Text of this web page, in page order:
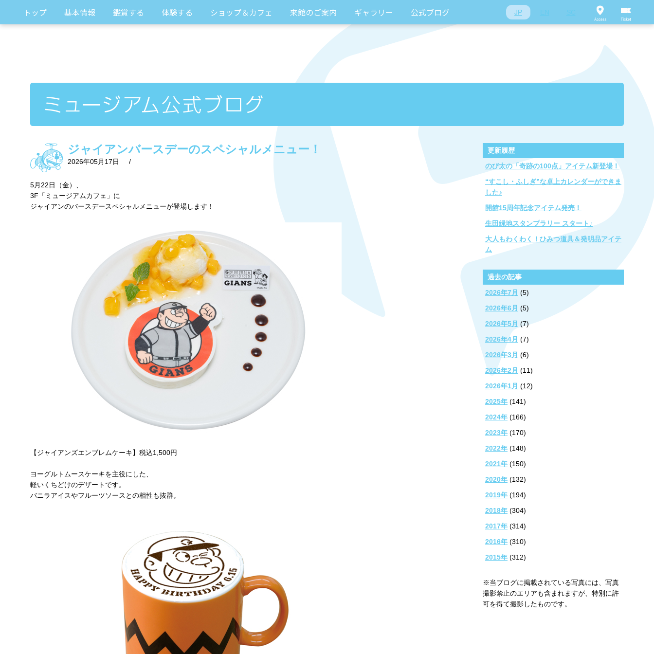
トップ 基本情報 鑑賞する 体験する ショップ＆カフェ 来館のご案内 ギャラリー 公式ブログ JP
ジャイアンバースデーのスペシャルメニュー！
2026年05月17日 /
5月22日（金）、
3F「ミュージアムカフェ」に
ジャイアンのバースデースペシャルメニューが登場します！
【ジャイアンズエンブレムケーキ】税込1,500円
ヨーグルトムースケーキを主役にした、
軽いくちどけのデザートです。
バニラアイスやフルーツソースとの相性も抜群。
更新履歴
のび太の「奇跡の100点」アイテム新登場！
“すこし・ふしぎ”な卓上カレンダーができま
した♪
開館15周年記念アイテム発売！
生田緑地スタンプラリー スタート♪
大人もわくわく！ひみつ道具＆発明品アイテ
ム
過去の記事
2026年7月 (5)
2026年6月 (5)
2026年5月 (7)
2026年4月 (7)
2026年3月 (6)
2026年2月 (11)
2026年1月 (12)
2025年 (141)
2024年 (166)
2023年 (170)
2022年 (148)
2021年 (150)
2020年 (132)
2019年 (194)
2018年 (304)
2017年 (314)
2016年 (310)
2015年 (312)
※当ブログに掲載されている写真には、写真
撮影禁止のエリアも含まれますが、特別に許
可を得て撮影したものです。